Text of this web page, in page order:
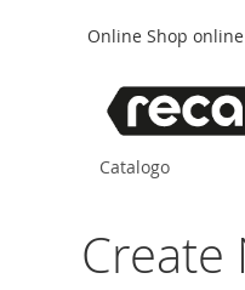
Online Shop
Catalogo
Create